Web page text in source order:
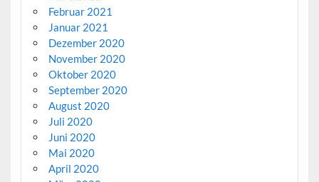
Februar 2021
Januar 2021
Dezember 2020
November 2020
Oktober 2020
September 2020
August 2020
Juli 2020
Juni 2020
Mai 2020
April 2020